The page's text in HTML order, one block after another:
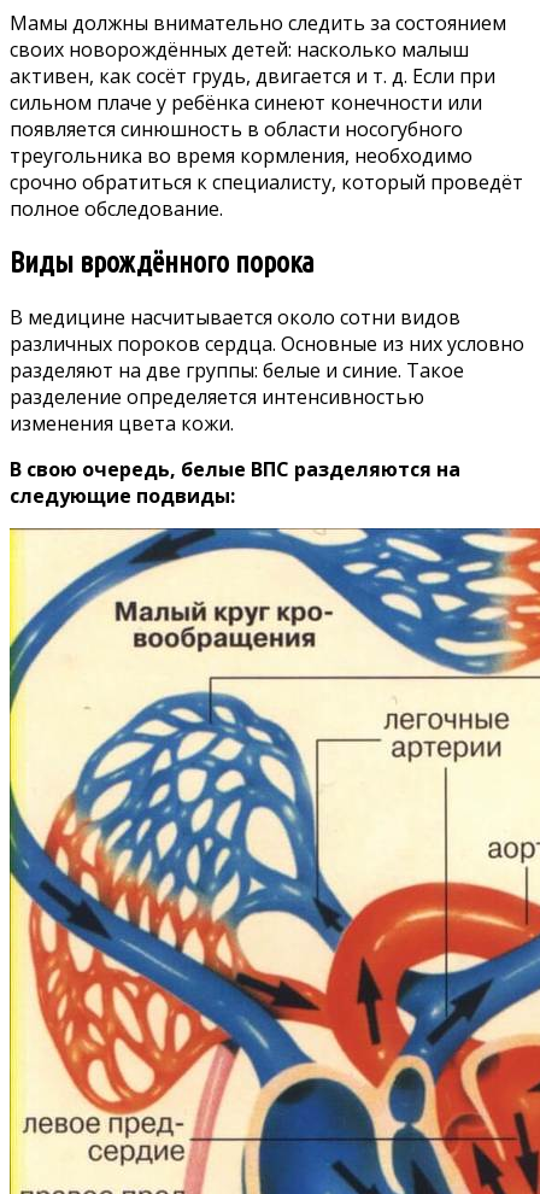
Мамы должны внимательно следить за состоянием
своих новорождённых детей: насколько малыш
активен, как сосёт грудь, двигается и т. д. Если при
сильном плаче у ребёнка синеют конечности или
появляется синюшность в области носогубного
треугольника во время кормления, необходимо
срочно обратиться к специалисту, который проведёт
полное обследование.
Виды врождённого порока
В медицине насчитывается около сотни видов
различных пороков сердца. Основные из них условно
разделяют на две группы: белые и синие. Такое
разделение определяется интенсивностью
изменения цвета кожи.
В свою очередь, белые ВПС разделяются на
следующие подвиды: